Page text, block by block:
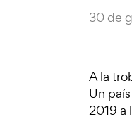
30 de
A la
Un
2019 a